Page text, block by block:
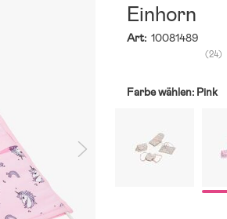
Einhorn
Art: 10081489
(24)
Farbe wählen: Pink